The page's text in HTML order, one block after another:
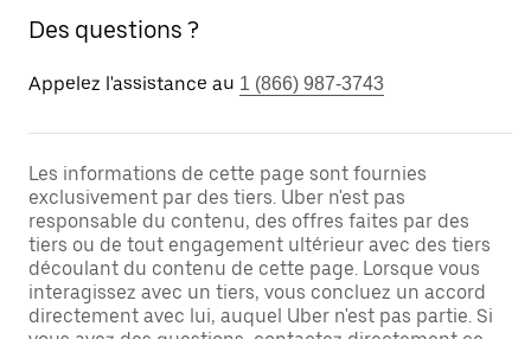
Des questions ?
Appelez l'assistance au 1 (866) 987-3743
Les informations de cette page sont fournies
exclusivement par des tiers. Uber n'est pas
responsable du contenu, des offres faites par des
tiers ou de tout engagement ultérieur avec des tiers
découlant du contenu de cette page. Lorsque vous
interagissez avec un tiers, vous concluez un accord
directement avec lui, auquel Uber n'est pas partie. Si